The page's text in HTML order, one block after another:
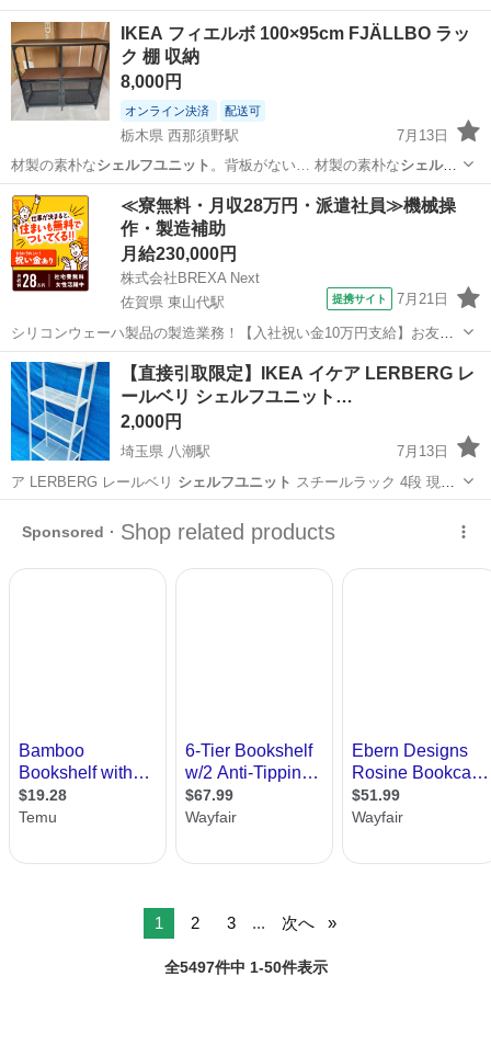
てましたが、使わなくなったのでお譲りします。 W 60 ×H 148 ノーク
レームノーリターンでお願いします。 違う棚を購入したため必要なく
なりました。
広島 広島市 収納家具 レールベリ
IKEA フィエルボ 100×95cm FJÄLLBO ラッ
ク 棚 収納
8,000円
オンライン決済 配送可
栃木県 西那須野駅
7月13日
材製の素朴なシェルフユニット 。背板がない… 材製の素朴なシェルフ
ユニット。一台一台表…
栃木 那須塩原市 西那須野駅 オフィス用家具
≪寮無料・月収28万円・派遣社員≫機械操
作・製造補助
月給230,000円
株式会社BREXA Next
佐賀県 東山代駅
提携サイト 7月21日
シリコンウェーハ製品の製造業務！【入社祝い金10万円支給】お友達
やカップルとの応募OK◎年間休日129日＆休出なしでプライベート充
実♪業務はクリーンルームで快適作業◎自社正社員登用制度あり★1食
300円～の格安食堂あり！《佐...
佐賀 伊万里市 東山代駅 その他
【直接引取限定】IKEA イケア LERBERG レ
ールベリ シェルフユニット…
2,000円
埼玉県 八潮駅
7月13日
ア LERBERG レールベリ シェルフユニット スチールラック 4段 現状
品 …
1 2 3 ... 次へ
全5497件中 1-50件表示